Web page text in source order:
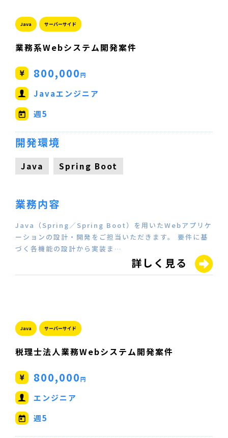
Java サーバーサイド
業務系Webシステム開発案件
800,000円
Javaエンジニア
週5
開発環境
Java Spring Boot
業務内容
Java（Spring／Spring Boot）を用いたWebアプリケ
ーションの設計・開発をご担当いただきます。 要件に基
づく各機能の設計から実装ま…
詳しく見る
Java サーバーサイド
税理士法人業務Webシステム開発案件
800,000円
エンジニア
週5